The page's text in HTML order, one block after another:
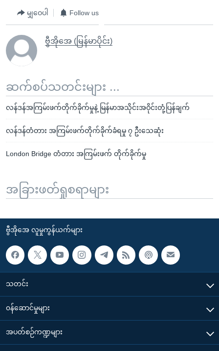
မျှဝေပါ Follow us
ဗွီအိုအေ (မြန်မာပိုင်း)
ဆက်စပ်သတင်းများ ...
လန်ဒန်အကြမ်းဖက်တိုက်ခိုက်မှုနဲ့ မြန်မာအသိုင်းအဝိုင်းတုံ့ပြန်ချက်
လန်ဒန်တံတား အကြမ်းဖက်တိုက်ခိုက်ခံရမှု ၇ ဦးသေဆုံး
London Bridge တံတား အကြမ်းဖက် တိုက်ခိုက်မှု
အခြားဖတ်ရှုစရာများ
ဗွီအိုအေ လူမှုကွန်ယက်များ
သတင်း
၀န်ဆောင်မှုများ
အပတ်စဉ်ကဏ္ဍများ